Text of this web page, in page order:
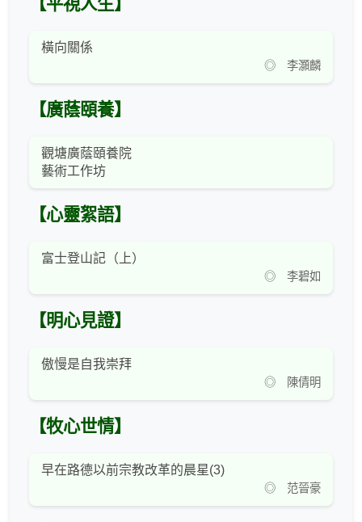
【平視人生】
橫向關係
◎ 李灝麟
【廣蔭頤養】
觀塘廣蔭頤養院
藝術工作坊
【心靈絮語】
富士登山記（上）
◎ 李碧如
【明心見證】
傲慢是自我崇拜
◎ 陳倩明
【牧心世情】
早在路德以前宗教改革的晨星(3)
◎ 范晉豪